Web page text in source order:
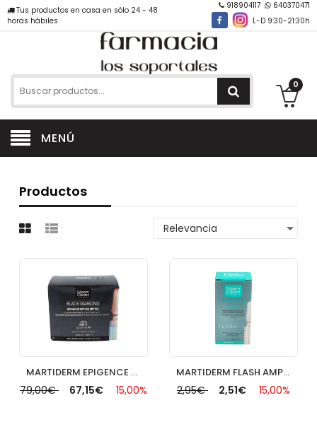
Tus productos en casa en sólo 24 - 48
horas hábiles
918904117
640370471
L-D 9:30-21:30h
0
MENÚ
Productos
MARTIDERM EPIGENCE OPTIMA SPF50+ 30 AMP PIEL NORMAL/SECA
79,00€ 67,15€ 15,00%
MARTIDERM FLASH AMPOLLAS 1 AMP
2,95€ 2,51€ 15,00%